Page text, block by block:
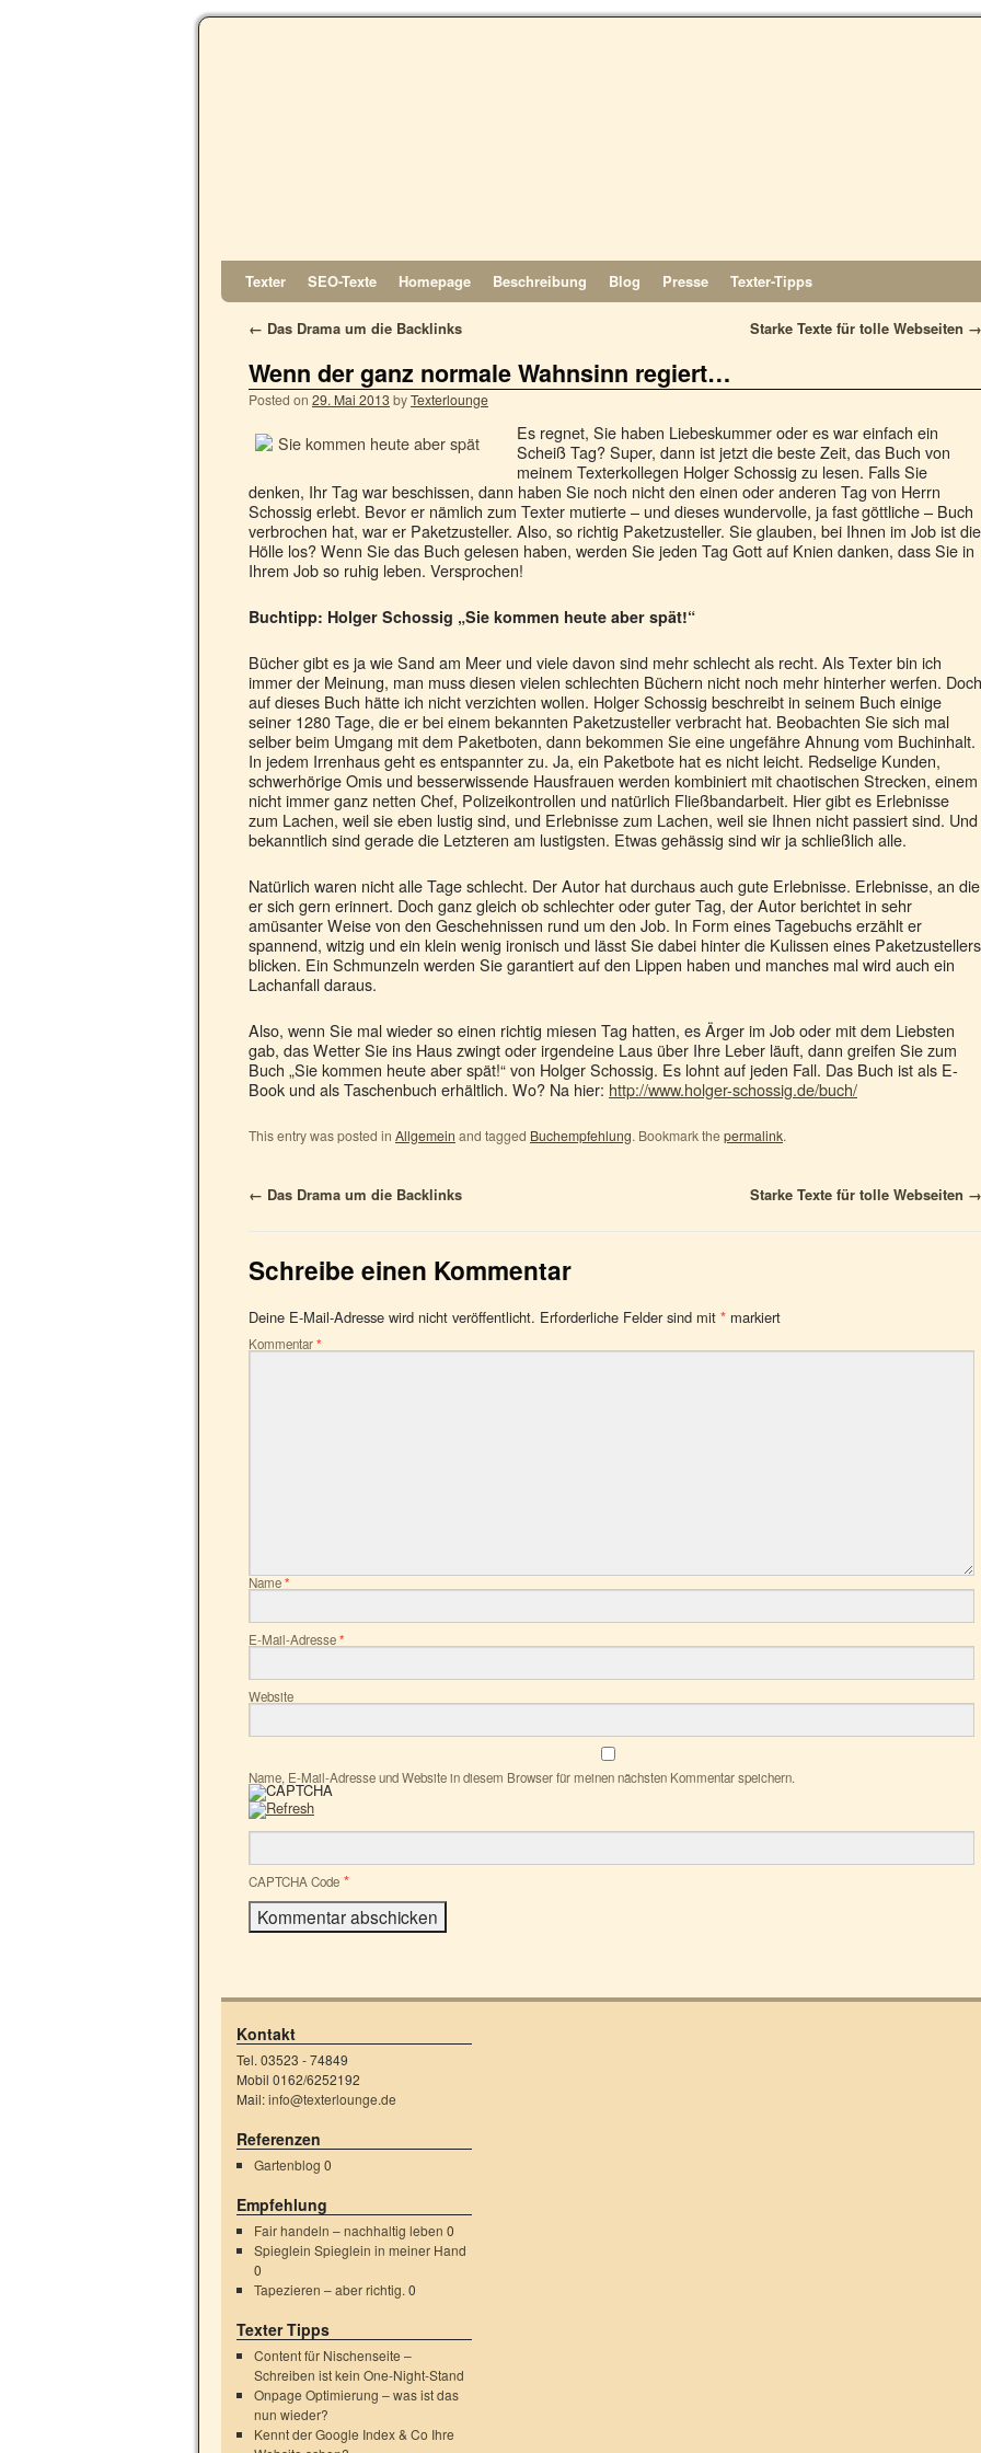
Texter SEO-Texte Homepage Beschreibung Blog Presse Texter-Tipps
← Das Drama um die Backlinks Starke Texte für tolle Webseiten →
Wenn der ganz normale Wahnsinn regiert…
Posted on 29. Mai 2013 byTexterlounge
Es regnet, Sie haben Liebeskummer oder es war einfach ein
Scheiß Tag? Super, dann ist jetzt die beste Zeit, das Buch von
meinem Texterkollegen Holger Schossig zu lesen. Falls Sie
denken, Ihr Tag war beschissen, dann haben Sie noch nicht den einen oder anderen Tag von Herrn
Schossig erlebt. Bevor er nämlich zum Texter mutierte – und dieses wundervolle, ja fast göttliche – Buch
verbrochen hat, war er Paketzusteller. Also, so richtig Paketzusteller. Sie glauben, bei Ihnen im Job ist die
Hölle los? Wenn Sie das Buch gelesen haben, werden Sie jeden Tag Gott auf Knien danken, dass Sie in
Ihrem Job so ruhig leben. Versprochen!
Buchtipp: Holger Schossig „Sie kommen heute aber spät!“
Bücher gibt es ja wie Sand am Meer und viele davon sind mehr schlecht als recht. Als Texter bin ich
immer der Meinung, man muss diesen vielen schlechten Büchern nicht noch mehr hinterher werfen. Doch
auf dieses Buch hätte ich nicht verzichten wollen. Holger Schossig beschreibt in seinem Buch einige
seiner 1280 Tage, die er bei einem bekannten Paketzusteller verbracht hat. Beobachten Sie sich mal
selber beim Umgang mit dem Paketboten, dann bekommen Sie eine ungefähre Ahnung vom Buchinhalt.
In jedem Irrenhaus geht es entspannter zu. Ja, ein Paketbote hat es nicht leicht. Redselige Kunden,
schwerhörige Omis und besserwissende Hausfrauen werden kombiniert mit chaotischen Strecken, einem
nicht immer ganz netten Chef, Polizeikontrollen und natürlich Fließbandarbeit. Hier gibt es Erlebnisse
zum Lachen, weil sie eben lustig sind, und Erlebnisse zum Lachen, weil sie Ihnen nicht passiert sind. Und
bekanntlich sind gerade die Letzteren am lustigsten. Etwas gehässig sind wir ja schließlich alle.
Natürlich waren nicht alle Tage schlecht. Der Autor hat durchaus auch gute Erlebnisse. Erlebnisse, an die
er sich gern erinnert. Doch ganz gleich ob schlechter oder guter Tag, der Autor berichtet in sehr
amüsanter Weise von den Geschehnissen rund um den Job. In Form eines Tagebuchs erzählt er
spannend, witzig und ein klein wenig ironisch und lässt Sie dabei hinter die Kulissen eines Paketzustellers
blicken. Ein Schmunzeln werden Sie garantiert auf den Lippen haben und manches mal wird auch ein
Lachanfall daraus.
Also, wenn Sie mal wieder so einen richtig miesen Tag hatten, es Ärger im Job oder mit dem Liebsten
gab, das Wetter Sie ins Haus zwingt oder irgendeine Laus über Ihre Leber läuft, dann greifen Sie zum
Buch „Sie kommen heute aber spät!“ von Holger Schossig. Es lohnt auf jeden Fall. Das Buch ist als E-
Book und als Taschenbuch erhältlich. Wo? Na hier: http://www.holger-schossig.de/buch/
This entry was posted in Allgemein and tagged Buchempfehlung. Bookmark thepermalink.
← Das Drama um die Backlinks Starke Texte für tolle Webseiten →
Schreibe einen Kommentar
Deine E-Mail-Adresse wird nicht veröffentlicht. Erforderliche Felder sind mit * markiert
Kommentar*
Name*
E-Mail-Adresse*
Website
Name, E-Mail-Adresse und Website in diesem Browser für meinen nächsten Kommentar speichern.
CAPTCHA Code *
Kontakt
Tel. 03523 - 74849
Mobil 0162/6252192
Mail:info@texterlounge.de
Referenzen
Gartenblog 0
Empfehlung
Fair handeln – nachhaltig leben 0
Spieglein Spieglein in meiner Hand
0
Tapezieren – aber richtig. 0
Texter Tipps
Content für Nischenseite –
Schreiben ist kein One-Night-Stand
Onpage Optimierung – was ist das
nun wieder?
Kennt der Google Index & Co Ihre